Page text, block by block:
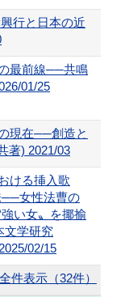
行と日本の近
最前線──共鳴
01/25
現在──創造と
著) 2021/03
ける挿入歌
──女性法曹の
い女〟を揶揄
文学研究
02/15
全件表示（32件）